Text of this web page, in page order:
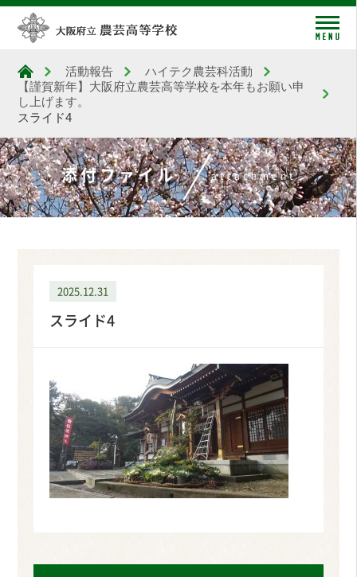
大阪府立農芸高等学校
活動報告
ハイテク農芸科活動
【謹賀新年】大阪府立農芸高等学校を本年もお願い申
し上げます。
スライド4
添付ファイル attachment
2025.12.31
スライド4